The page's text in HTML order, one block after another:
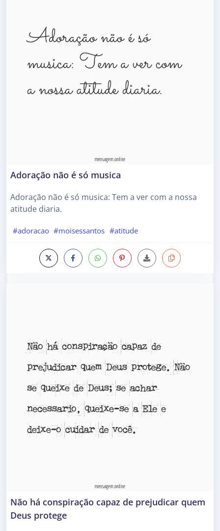
Adoração não é só musica
Adoração não é só musica: Tem a ver com a nossa
atitude diaria.
#adoracao #moisessantos #atitude
Não há conspiração capaz de prejudicar quem
Deus protege